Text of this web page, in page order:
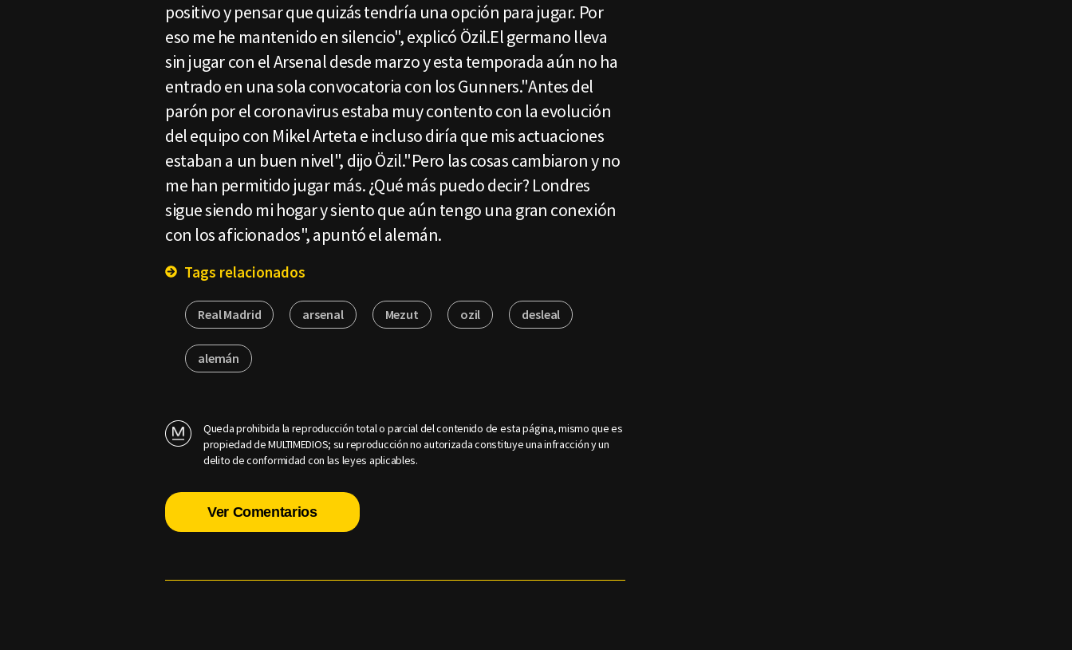
positivo y pensar que quizás tendría una opción para jugar. Por
eso me he mantenido en silencio", explicó Özil.El germano lleva
sin jugar con el Arsenal desde marzo y esta temporada aún no ha
entrado en una sola convocatoria con los Gunners."Antes del
parón por el coronavirus estaba muy contento con la evolución
del equipo con Mikel Arteta e incluso diría que mis actuaciones
estaban a un buen nivel", dijo Özil."Pero las cosas cambiaron y no
me han permitido jugar más. ¿Qué más puedo decir? Londres
sigue siendo mi hogar y siento que aún tengo una gran conexión
con los aficionados", apuntó el alemán.
Tags relacionados
Real Madrid arsenal Mezut ozil desleal
alemán
Queda prohibida la reproducción total o parcial del contenido de esta página, mismo que es
propiedad de MULTIMEDIOS; su reproducción no autorizada constituye una infracción y un
delito de conformidad con las leyes aplicables.
Ver Comentarios